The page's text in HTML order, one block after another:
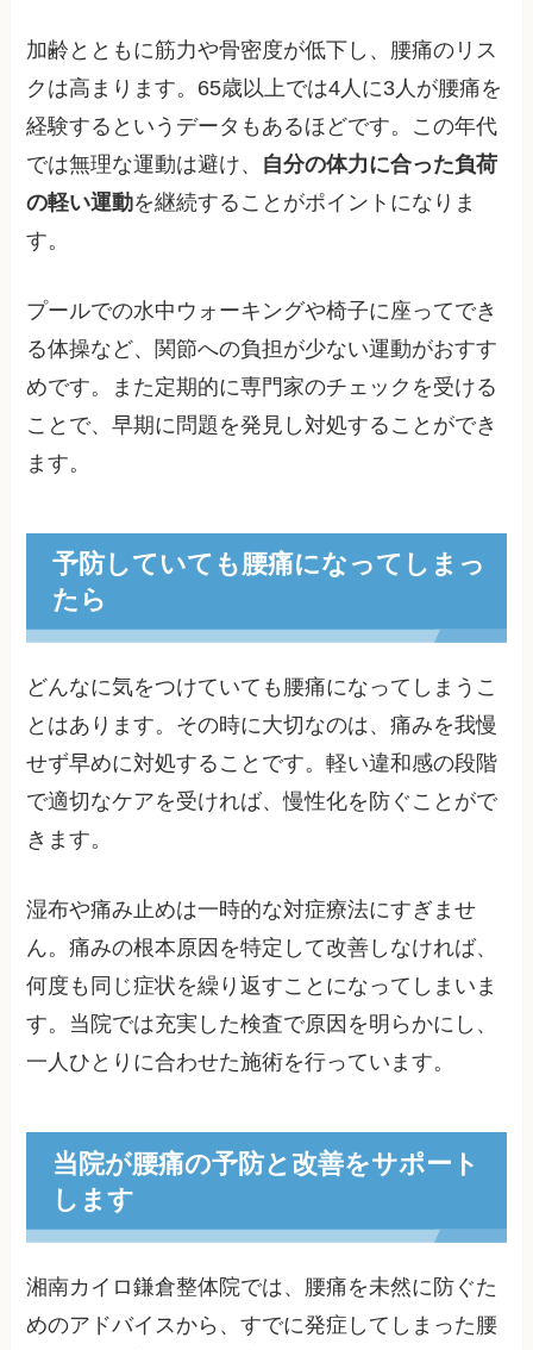
加齢とともに筋力や骨密度が低下し、腰痛のリス
クは高まります。65歳以上では4人に3人が腰痛を
経験するというデータもあるほどです。この年代
では無理な運動は避け、 自分の体力に合った負荷
の軽い運動を継続することがポイントになりま
す。
プールでの水中ウォーキングや椅子に座ってでき
る体操など、関節への負担が少ない運動がおすす
めです。また定期的に専門家のチェックを受ける
ことで、早期に問題を発見し対処することができ
ます。
予防していても腰痛になってしまっ
たら
どんなに気をつけていても腰痛になってしまうこ
とはあります。その時に大切なのは、痛みを我慢
せず早めに対処することです。軽い違和感の段階
で適切なケアを受ければ、慢性化を防ぐことがで
きます。
湿布や痛み止めは一時的な対症療法にすぎませ
ん。痛みの根本原因を特定して改善しなければ、
何度も同じ症状を繰り返すことになってしまいま
す。当院では充実した検査で原因を明らかにし、
一人ひとりに合わせた施術を行っています。
当院が腰痛の予防と改善をサポート
します
湘南カイロ鎌倉整体院では、腰痛を未然に防ぐた
めのアドバイスから、すでに発症してしまった腰